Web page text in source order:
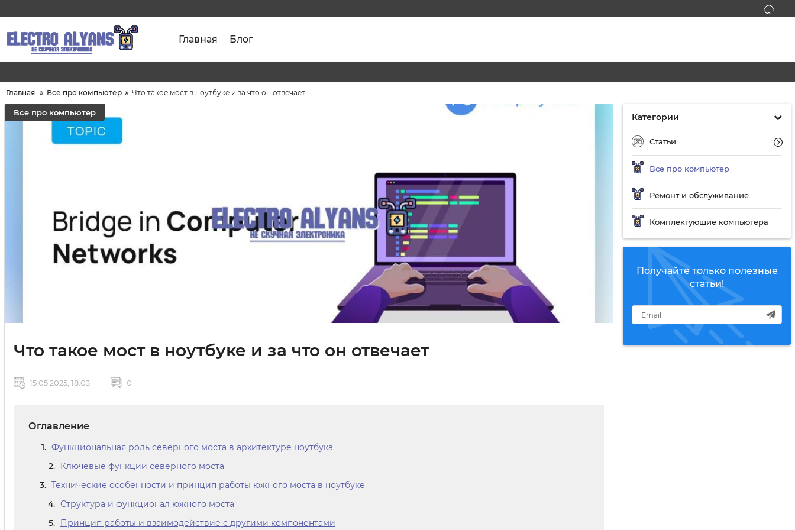
Главная Блог
Главная Все про компьютер Что такое мост в ноутбуке и за что он отвечает
Категории
Статьи
Все про компьютер
Ремонт и обслуживание
Комплектующие компьютера
Получайте только полезные
статьи!
Все про компьютер
Что такое мост в ноутбуке и за что он отвечает
15 05 2025, 18:03 0
Оглавление
Функциональная роль северного моста в архитектуре ноутбука
Ключевые функции северного моста
Технические особенности и принцип работы южного моста в ноутбуке
Структура и функционал южного моста
Принцип работы и взаимодействие с другими компонентами